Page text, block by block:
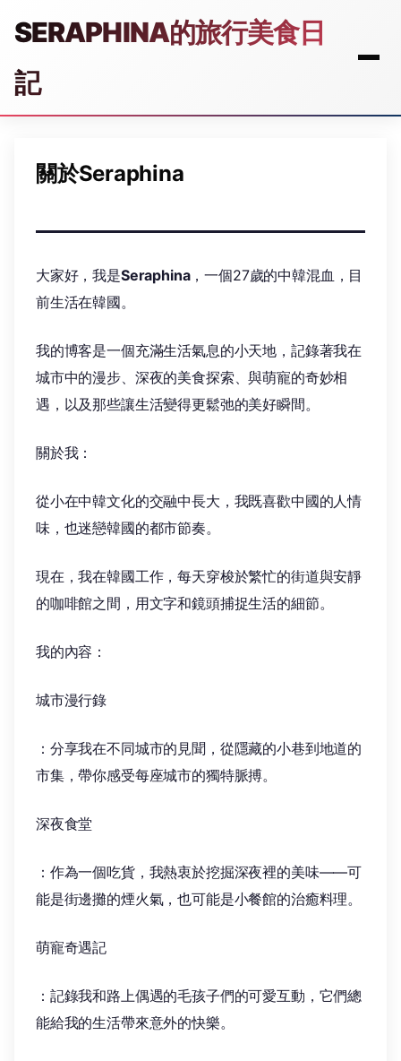
SERAPHINA的旅行美食日
記
關於Seraphina
大家好，我是Seraphina，一個27歲的中韓混血，目
前生活在韓國。
我的博客是一個充滿生活氣息的小天地，記錄著我在
城市中的漫步、深夜的美食探索、與萌寵的奇妙相
遇，以及那些讓生活變得更鬆弛的美好瞬間。
關於我：
從小在中韓文化的交融中長大，我既喜歡中國的人情
味，也迷戀韓國的都市節奏。
現在，我在韓國工作，每天穿梭於繁忙的街道與安靜
的咖啡館之間，用文字和鏡頭捕捉生活的細節。
我的內容：
城市漫行錄
：分享我在不同城市的見聞，從隱藏的小巷到地道的
市集，帶你感受每座城市的獨特脈搏。
深夜食堂
：作為一個吃貨，我熱衷於挖掘深夜裡的美味——可
能是街邊攤的煙火氣，也可能是小餐館的治癒料理。
萌寵奇遇記
：記錄我和路上偶遇的毛孩子們的可愛互動，它們總
能給我的生活帶來意外的快樂。